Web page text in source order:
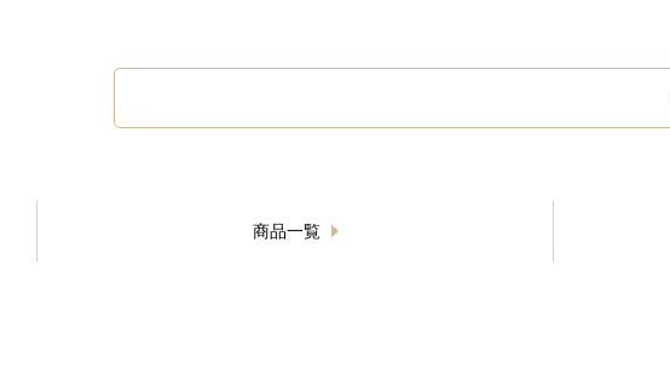
商品一覧